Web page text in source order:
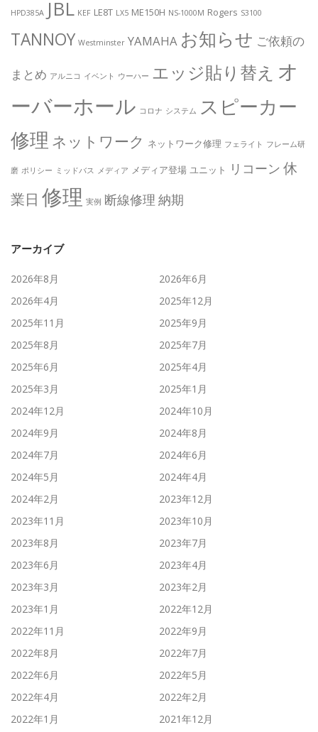
HPD385A JBL KEF LE8T LX5 ME150H NS-1000M Rogers S3100
TANNOY Westminster YAMAHA お知らせ ご依頼の
まとめ アルニコ イベント ウーハー エッジ貼り替え オ
ーバーホール コロナ システム スピーカー
修理 ネットワーク ネットワーク修理 フェライト フレーム研
磨 ポリシー ミッドバス メディア メディア登場 ユニット リコーン 休
業日 修理 実例 断線修理 納期
アーカイブ
2026年8月
2026年6月
2026年4月
2025年12月
2025年11月
2025年9月
2025年8月
2025年7月
2025年6月
2025年4月
2025年3月
2025年1月
2024年12月
2024年10月
2024年9月
2024年8月
2024年7月
2024年6月
2024年5月
2024年4月
2024年2月
2023年12月
2023年11月
2023年10月
2023年8月
2023年7月
2023年6月
2023年4月
2023年3月
2023年2月
2023年1月
2022年12月
2022年11月
2022年9月
2022年8月
2022年7月
2022年6月
2022年5月
2022年4月
2022年2月
2022年1月
2021年12月